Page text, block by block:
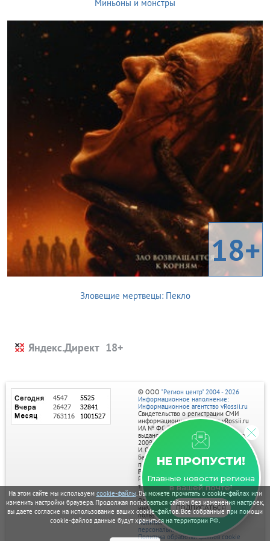
На этом сайте мы используем cookie-файлы. Вы можете прочитать о cookie-файлах или
изменить настройки браузера. Продолжая пользоваться сайтом без изменения настроек,
вы даете согласие на использование ваших cookie-файлов. Все собранные при помощи
cookie-файлов данные будут храниться на территории РФ.
Миньоны и монстры
18+
Зловещие мертвецы: Пекло
Яндекс.Директ
НЕ ПРОПУСТИ!
Главные новости региона
в вашей почте!
ПОДПИСАТЬСЯ
© ООО "Регион центр" 2004 - 2026
Информационное наполнение:
Информационное агентство vRossii.ru
Свидетельство о регистрации СМИ
информационного агентства vRossii.ru
ИА № ФС 77‑35502
выдано РОСКОМНАДЗОРом 04 марта
2009г.
И. О. Главного редактора Нарыков А. Н.
Баннеры на портале размещаются на
правах рекламы.
Реклама на портале:
Рекламное агентство "Умный маркетинг"
тел. 7-910-267-70-40,
email: umnyy.marketing@yandex.ru
Отдельные публикации могут содержать
информацию, не предназначенную для
пользователей до 18 лет.
Политика в отношении обработки
персональных данных
Политика обработки файлов cookie